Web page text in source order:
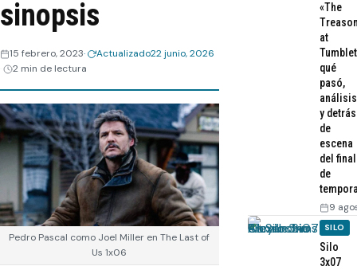
Videos
Webisodios
sinopsis
15 febrero, 2023 Actualizado22 junio, 2026
2 min de lectura
Pedro Pascal como Joel Miller en The Last of
Us 1x06
«The
at
qué
pasó,
análisis
y detrás
de
escena
del final
de
9
SILO
Silo
3x07